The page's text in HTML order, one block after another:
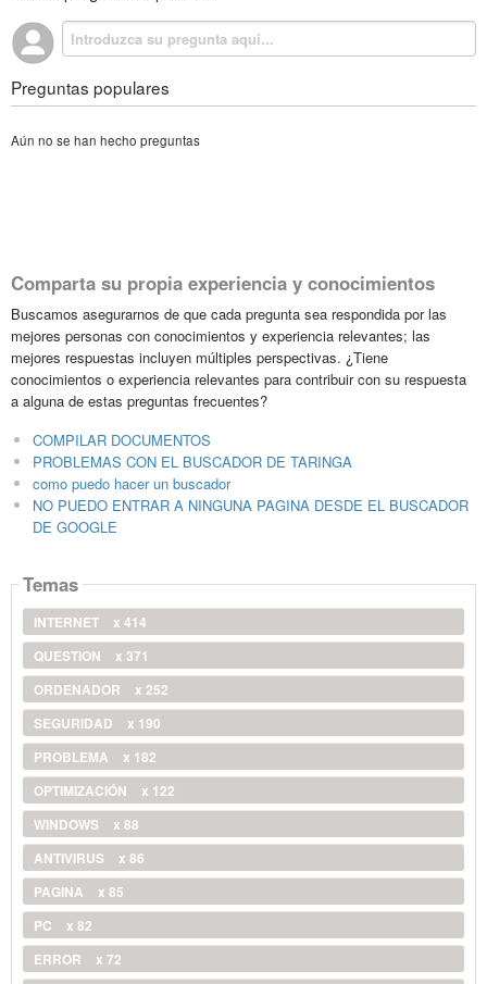
Preguntas populares
Aún no se han hecho preguntas
Comparta su propia experiencia y conocimientos
Buscamos asegurarnos de que cada pregunta sea respondida por las
mejores personas con conocimientos y experiencia relevantes; las
mejores respuestas incluyen múltiples perspectivas. ¿Tiene
conocimientos o experiencia relevantes para contribuir con su respuesta
a alguna de estas preguntas frecuentes?
COMPILAR DOCUMENTOS
PROBLEMAS CON EL BUSCADOR DE TARINGA
como puedo hacer un buscador
NO PUEDO ENTRAR A NINGUNA PAGINA DESDE EL BUSCADOR
DE GOOGLE
Temas
INTERNET
x 414
QUESTION
x 371
ORDENADOR
x 252
SEGURIDAD
x 190
PROBLEMA
x 182
OPTIMIZACIÓN
x 122
WINDOWS
x 88
ANTIVIRUS
x 86
PAGINA
x 85
PC
x 82
ERROR
x 72